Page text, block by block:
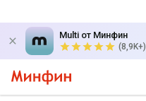
Multi от Минфин
(8,9K+)